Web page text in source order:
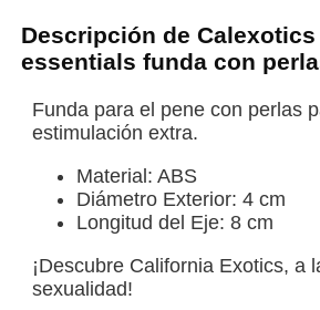
Descripción de
essentials funda con
Funda para el pene con perlas
estimulación extra.
Material: ABS
Diámetro Exterior: 4 cm
Longitud del Eje: 8 cm
¡Descubre California Exotics, a
sexualidad!